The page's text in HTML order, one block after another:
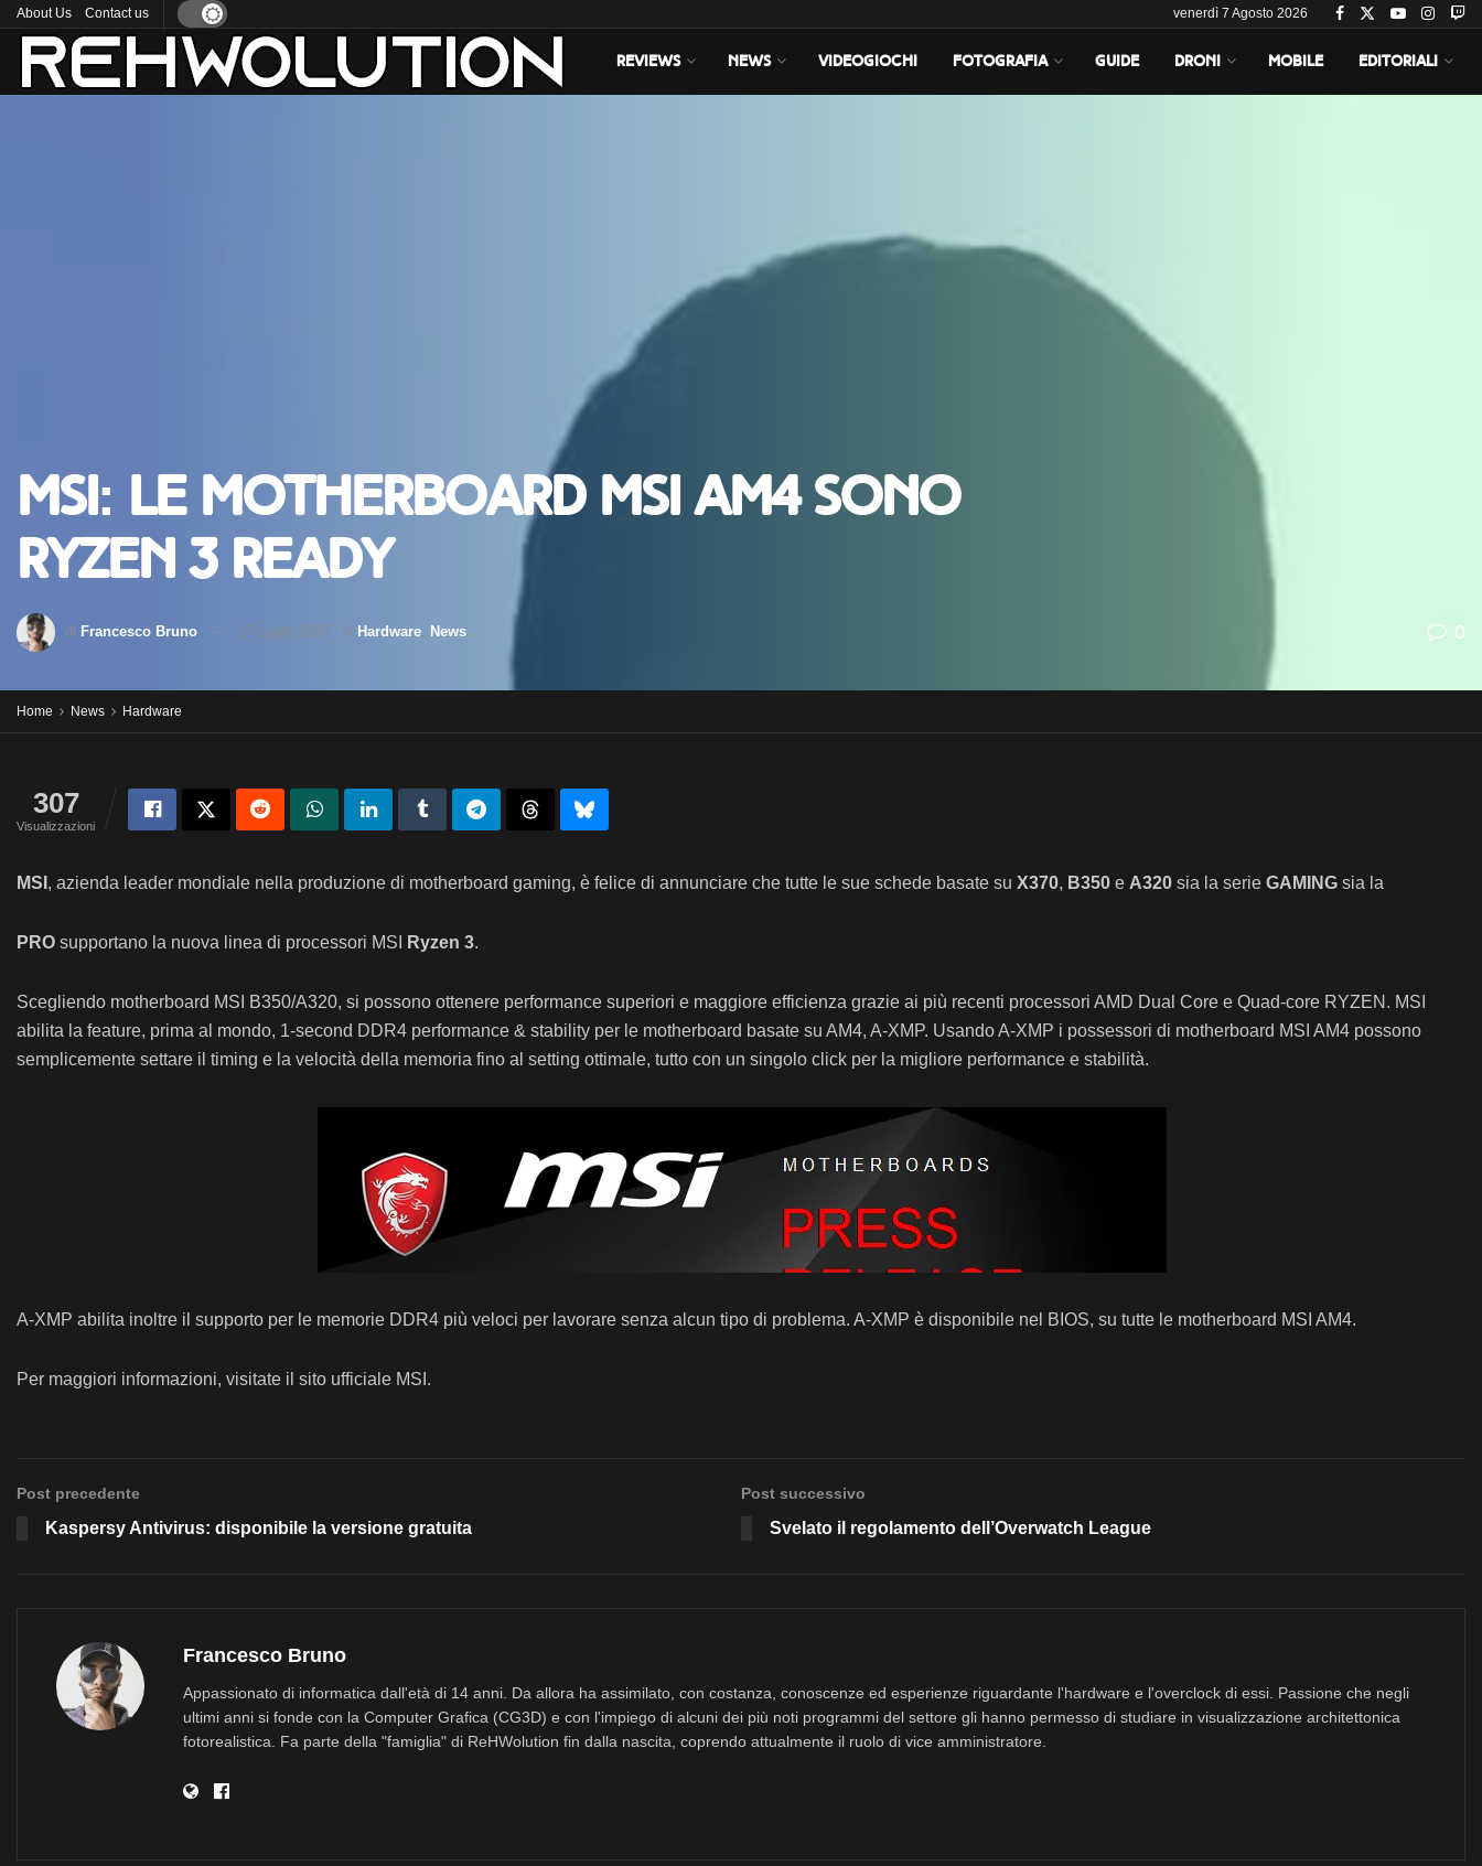
About Us Contact us venerdì 7 Agosto 2026
REVIEWS NEWS VIDEOGIOCHI FOTOGRAFIA GUIDE DRONI MOBILE EDITORIALI
MSI: le motherboard MSI AM4 sono
RYZEN 3 ready
di Francesco Bruno 27 Luglio 2017 in Hardware News 0
Home News Hardware
307
Visualizzazioni
MSI , azienda leader mondiale nella produzione di motherboard gaming, è felice di annunciare che tutte le sue schede basate su X370, B350 e A320 sia la serie GAMING sia la
PRO supportano la nuova linea di processori MSI Ryzen 3.
Scegliendo motherboard MSI B350/A320, si possono ottenere performance superiori e maggiore efficienza grazie ai più recenti processori AMD Dual Core e Quad-core RYZEN. MSI
abilita la feature, prima al mondo, 1-second DDR4 performance & stability per le motherboard basate su AM4, A-XMP. Usando A-XMP i possessori di motherboard MSI AM4 possono
semplicemente settare il timing e la velocità della memoria fino al setting ottimale, tutto con un singolo click per la migliore performance e stabilità.
A-XMP abilita inoltre il supporto per le memorie DDR4 più veloci per lavorare senza alcun tipo di problema. A-XMP è disponibile nel BIOS, su tutte le motherboard MSI AM4.
Per maggiori informazioni, visitate il sito ufficiale MSI.
Post precedente
Kaspersy Antivirus: disponibile la versione gratuita
Post successivo
Svelato il regolamento dell’Overwatch League
Francesco Bruno
Appassionato di informatica dall'età di 14 anni. Da allora ha assimilato, con costanza, conoscenze ed esperienze riguardante l'hardware e l'overclock di essi. Passione che negli
ultimi anni si fonde con la Computer Grafica (CG3D) e con l'impiego di alcuni dei più noti programmi del settore gli hanno permesso di studiare in visualizzazione architettonica
fotorealistica. Fa parte della "famiglia" di ReHWolution fin dalla nascita, coprendo attualmente il ruolo di vice amministratore.